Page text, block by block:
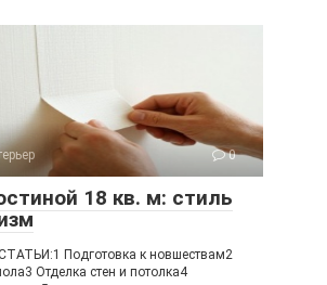
0
18 кв. м: стиль
Подготовка к новшествам2
Отделка стен и потолка4